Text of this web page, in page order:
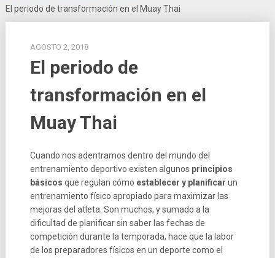
El periodo de transformación en el Muay Thai
AGOSTO 2, 2018
El periodo de
transformación en el
Muay Thai
Cuando nos adentramos dentro del mundo del
entrenamiento deportivo existen algunos principios
básicos que regulan cómo establecer y planificar un
entrenamiento físico apropiado para maximizar las
mejoras del atleta. Son muchos, y sumado a la
dificultad de planificar sin saber las fechas de
competición durante la temporada, hace que la labor
de los preparadores físicos en un deporte como el